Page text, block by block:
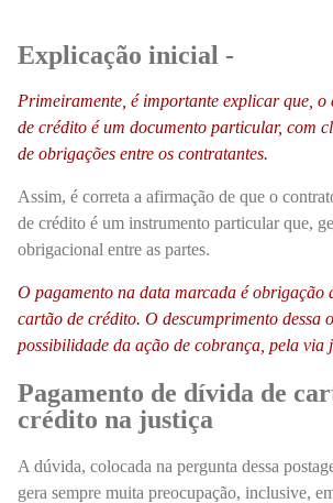
Explicação inicial -
Primeiramente, é importante explicar que, o
de crédito é um documento particular, com
de obrigações entre os contratantes.
Assim, é correta a afirmação de que o
de crédito é um instrumento particular que,
obrigacional entre as partes.
O pagamento na data marcada é obrigação
cartão de crédito. O descumprimento dessa
possibilidade da ação de cobrança, pela via
Pagamento de dívida de
crédito na justiça
A dúvida, colocada na pergunta dessa
gera sempre muita preocupação, inclusive,